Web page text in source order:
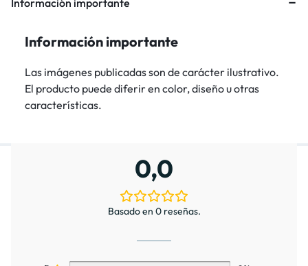
Información importante
Las imágenes publicadas son de carácter ilustrativo.
El producto puede diferir en color, diseño u otras
características.
0,0
Basado en 0 reseñas.